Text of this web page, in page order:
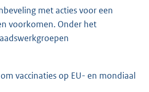
met acties voor een
voorkomen. Onder het
vaccinaties op EU- en mondiaal